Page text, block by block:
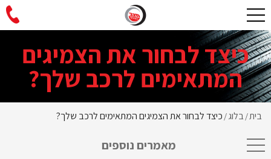
כיצד לבחור את הצמיגים
המתאימים לרכב שלך?
בית/בלוג/ כיצד לבחור את הצמיגים המתאימים לרכב שלך?
מאמרים נוספים